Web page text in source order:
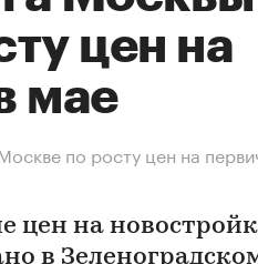
цен на
мае
по росту цен на
цен на
в